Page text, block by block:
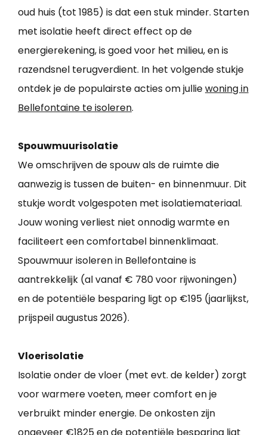
oud huis (tot 1985) is dat een stuk minder. Starten
met isolatie heeft direct effect op de
energierekening, is goed voor het milieu, en is
razendsnel terugverdient. In het volgende stukje
ontdek je de populairste acties om julliewoning in
Bellefontaine te isoleren.
Spouwmuurisolatie
We omschrijven de spouw als de ruimte die
aanwezig is tussen de buiten- en binnenmuur. Dit
stukje wordt volgespoten met isolatiemateriaal.
Jouw woning verliest niet onnodig warmte en
faciliteert een comfortabel binnenklimaat.
Spouwmuur isoleren in Bellefontaine is
aantrekkelijk (al vanaf € 780 voor rijwoningen)
en de potentiële besparing ligt op €195 (jaarlijkst,
prijspeil augustus 2026).
Vloerisolatie
Isolatie onder de vloer (met evt. de kelder) zorgt
voor warmere voeten, meer comfort en je
verbruikt minder energie. De onkosten zijn